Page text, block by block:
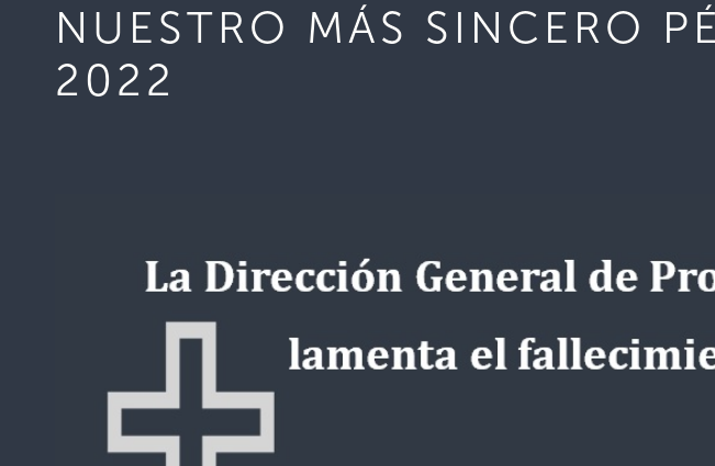
NUESTRO MÁS SINCERO
2022